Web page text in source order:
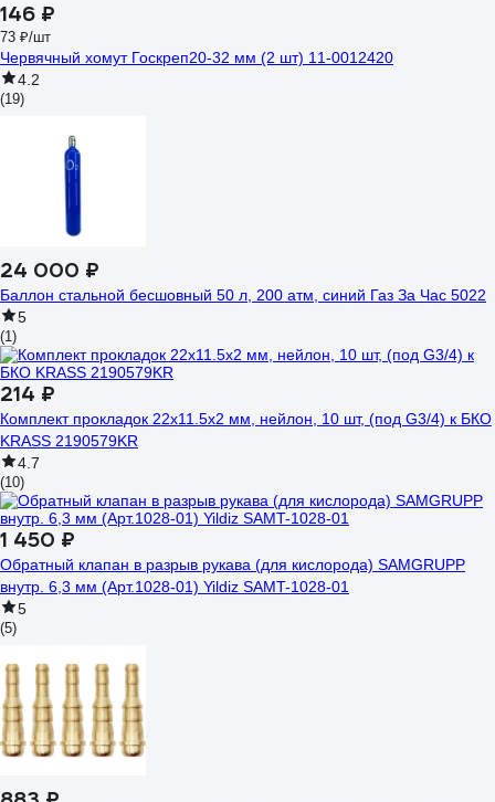
146 ₽
73 ₽/шт
Червячный хомут Госкреп20-32 мм (2 шт) 11-0012420
4.2
(19)
24 000 ₽
Баллон стальной бесшовный 50 л, 200 атм, синий Газ За Час 5022
5
(1)
214 ₽
Комплект прокладок 22х11.5х2 мм, нейлон, 10 шт, (под G3/4) к БКО
KRASS 2190579KR
4.7
(10)
1 450 ₽
Обратный клапан в разрыв рукава (для кислорода) SAMGRUPP
внутр. 6,3 мм (Арт.1028-01) Yildiz SAMT-1028-01
5
(5)